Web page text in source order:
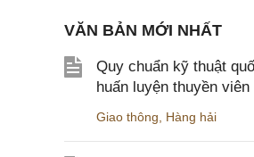
VĂN BẢN MỚI NHẤT
Quy chuẩn kỹ thuật
huấn luyện thuyền viên
Giao thông Hàng hải